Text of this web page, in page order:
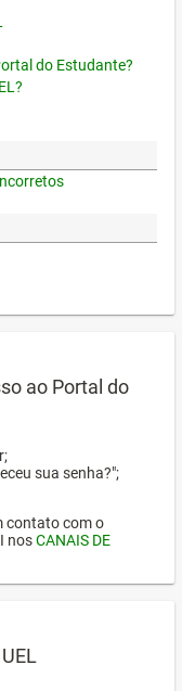
do Estudante?
ao Portal do
sua senha?";
contato com o
nosCANAIS DE